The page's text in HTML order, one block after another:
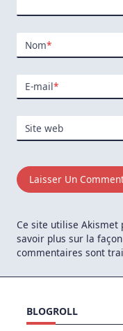
Nom*
E-mail*
Site web
Ce site utilise Akismet
savoir plus sur la
commentaires sont
BLOGROLL